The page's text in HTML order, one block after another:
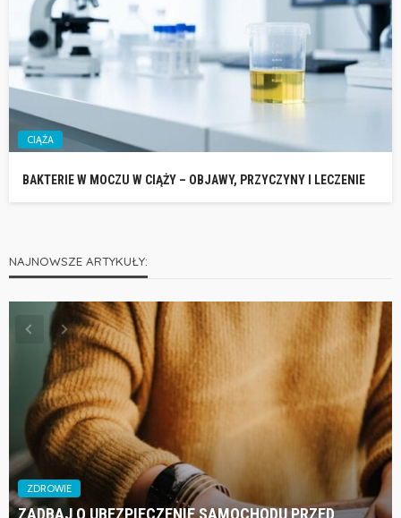
CIĄŻA
BAKTERIE W MOCZU W CIĄŻY – OBJAWY, PRZYCZYNY I LECZENIE
NAJNOWSZE ARTYKUŁY:
ZDROWIE
ZADBAJ O UBEZPIECZENIE SAMOCHODU PRZED